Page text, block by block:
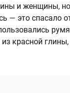
и женщины,
— это спасало
красной